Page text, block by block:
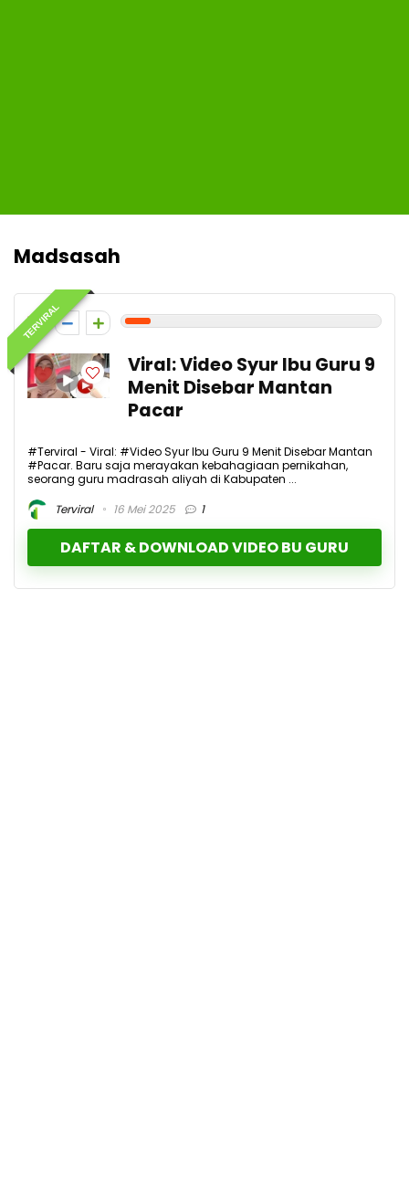
Madsasah
TERVIRAL
1
Viral: Video Syur Ibu Guru 9
Menit Disebar Mantan
Pacar
#Terviral - Viral: #Video Syur Ibu Guru 9 Menit Disebar Mantan
#Pacar. Baru saja merayakan kebahagiaan pernikahan,
seorang guru madrasah aliyah di Kabupaten ...
Terviral
16 Mei 2025 1
DAFTAR & DOWNLOAD VIDEO BU GURU